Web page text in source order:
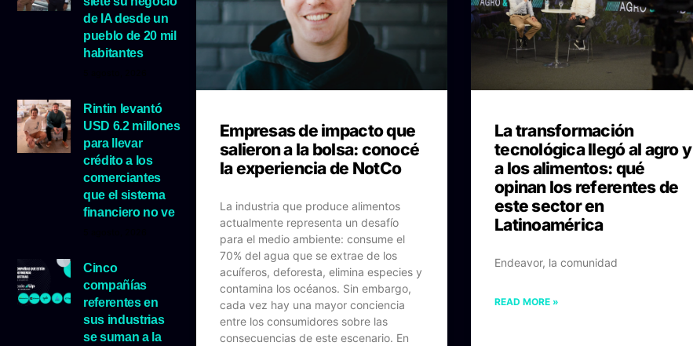
de IA desde un
pueblo de 20 mil
habitantes
Rintin levantó
USD 6.2 millones
para llevar
crédito a los
comerciantes
que el sistema
financiero no ve
Cinco
compañías
referentes en
sus industrias
se suman a la
Empresas de impacto que
salieron a la bolsa: conocé
la experiencia de NotCo
La industria que produce alimentos
actualmente representa un desafío
para el medio ambiente: consume el
70% del agua que se extrae de los
acuíferos, deforesta, elimina especies y
contamina los océanos. Sin embargo,
cada vez hay una mayor conciencia
entre los consumidores sobre las
consecuencias de este escenario. En
La transformación
tecnológica llegó al agro y
a los alimentos: qué
opinan los referentes de
este sector en
Latinoamérica
Endeavor, la comunidad
READ MORE »